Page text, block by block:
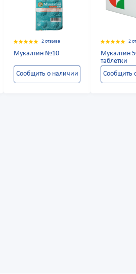
2 отзыва
Мукалтин №10
Сообщить о наличии
2
Мукалтин
таблетки
Сообщить